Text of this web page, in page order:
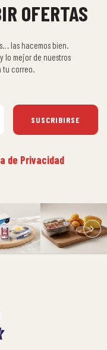
OFERTAS
las hacemos bien.
lo mejor de nuestros
tu correo.
SUSCRIBIRSE
de Privacidad